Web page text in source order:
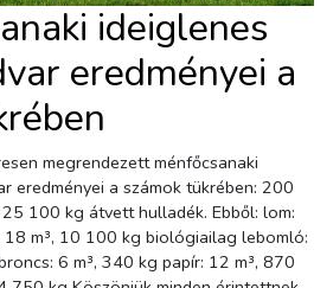
ideiglenes
eredményei a
megrendezett ménfőcsanaki
eredményei a számok tükrében: 200
100 kg átvett hulladék. Ebből: lom:
m³, 10 100 kg biológiailag lebomló:
6 m³, 340 kg papír: 12 m³, 870